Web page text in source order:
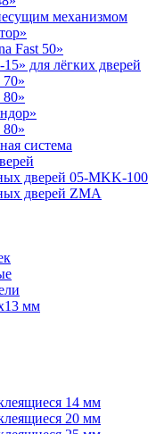
механизмом
Fast 50»
для лёгких дверей
система
дверей 05-MKK-100
дверей ZMA
мм
14 мм
20 мм